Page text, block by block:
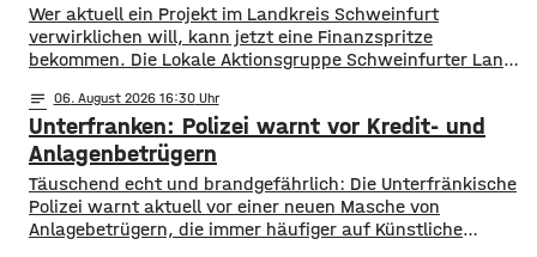
Wer aktuell ein Projekt im Landkreis Schweinfurt
verwirklichen will, kann jetzt eine Finanzspritze
bekommen. Die Lokale Aktionsgruppe Schweinfurter Land
Bewerben können sich Bürger, Vereine und Organisationen.
Die Projekte sollen den Entwicklungszielen des Landkreises
dienen und das Bürgerengagement des Schweinfurter
Lands stärken. Die Entwicklungsziele sind:
Daseinsvorsorge, sozialer Zusammenhalt,
notes 06. August 2026 16:30
Unterfranken: Polizei warnt vor Kredit- und
Anlagenbetrügern
​​Täuschend echt und brandgefährlich: Die Unterfränkische
Polizei warnt aktuell vor einer neuen Masche von
Anlagebetrügern, die immer häufiger auf Künstliche